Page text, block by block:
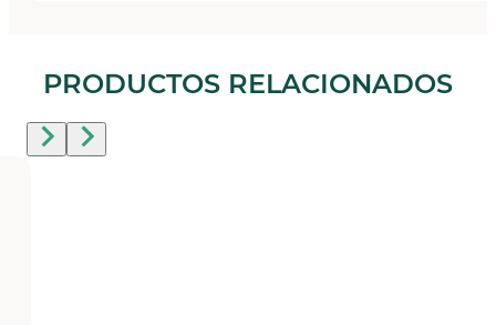
PRODUCTOS RELACIONADOS